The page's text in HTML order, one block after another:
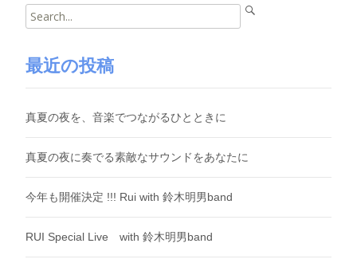
Search
for:
最近の投稿
真夏の夜を、音楽でつながるひとときに
真夏の夜に奏でる素敵なサウンドをあなたに
今年も開催決定 !!! Rui with 鈴木明男band
RUI Special Live with 鈴木明男band